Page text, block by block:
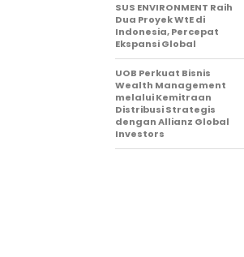
SUS ENVIRONMENT Raih
Dua Proyek WtE di
Indonesia, Percepat
Ekspansi Global
UOB Perkuat Bisnis
Wealth Management
melalui Kemitraan
Distribusi Strategis
dengan Allianz Global
Investors